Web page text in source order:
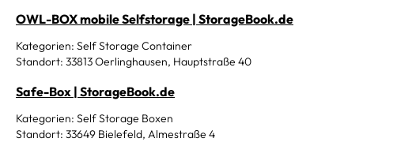
OWL-BOX mobile Selfstorage | StorageBook.de
Kategorien: Self Storage Container
Standort: 33813 Oerlinghausen, Hauptstraße 40
Safe-Box | StorageBook.de
Kategorien: Self Storage Boxen
Standort: 33649 Bielefeld, Almestraße 4